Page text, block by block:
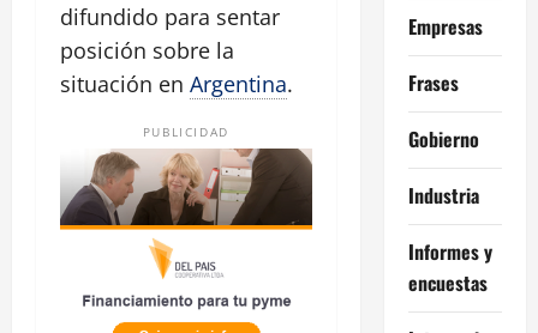
difundido para sentar
posición sobre la
situación en Argentina.
PUBLICIDAD
Empresas
Frases
Gobierno
Industria
Informes y
encuestas